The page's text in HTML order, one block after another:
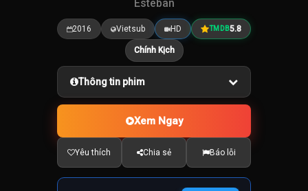
Esteban
2016 Vietsub HD TMDB5.8
Chính Kịch
Thông tin phim
Xem Ngay
Yêu thích Chia sẻ Báo lỗi